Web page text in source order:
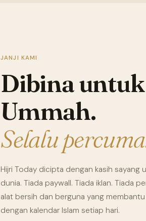
JANJI KAMI
Dibina untuk
Ummah.
Selalu
Hijri Today dicipta dengan kasih sayang
dunia. Tiada paywall. Tiada iklan. Tiada
alat bersih dan berguna yang
dengan kalendar Islam setiap hari.